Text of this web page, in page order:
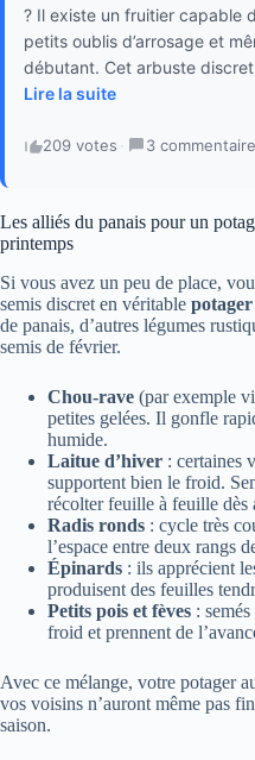
? Il existe un fruitier capable
petits oublis d’arrosage et
débutant. Cet arbuste
Lire la suite
209 votes · 3
Les alliés du panais pour un
printemps
Si vous avez un peu de place,
semis discret en véritable
de panais, d’autres légumes
semis de février.
Chou-rave (par exemple
petites gelées. Il gonfle
humide.
Laitue d’hiver : certaines
supportent bien le froid.
récolter feuille à feuille dès
Radis ronds : cycle très
l’espace entre deux rangs
Épinards : ils apprécient
produisent des feuilles
Petits pois et fèves :
froid et prennent de
Avec ce mélange, votre potager
vos voisins n’auront même pas
saison.